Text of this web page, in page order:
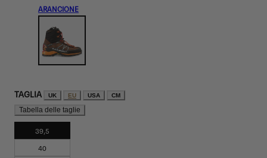
ARANCIONE
TAGLIA UK EU USA CM
Tabella delle taglie
39,5
40